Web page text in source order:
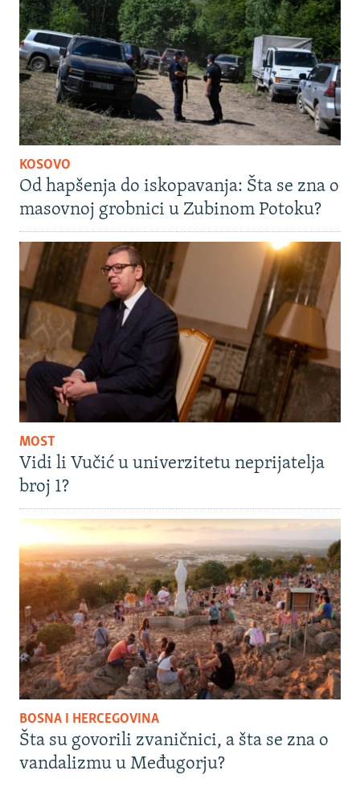
KOSOVO
Od hapšenja do iskopavanja: Šta se zna o
masovnoj grobnici u Zubinom Potoku?
MOST
Vidi li Vučić u univerzitetu neprijatelja
broj 1?
BOSNA I HERCEGOVINA
Šta su govorili zvaničnici, a šta se zna o
vandalizmu u Međugorju?